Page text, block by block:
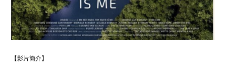
【影片簡介】